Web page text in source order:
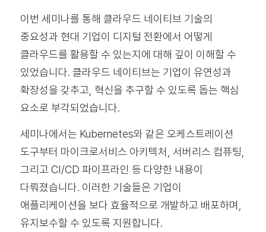
이번 세미나를 통해 클라우드 네이티브 기술의
중요성과 현대 기업이 디지털 전환에서 어떻게
클라우드를 활용할 수 있는지에 대해 깊이 이해할 수
있었습니다. 클라우드 네이티브는 기업이 유연성과
확장성을 갖추고, 혁신을 추구할 수 있도록 돕는 핵심
요소로 부각되었습니다.
세미나에서는 Kubernetes와 같은 오케스트레이션
도구부터 마이크로서비스 아키텍처, 서버리스 컴퓨팅,
그리고 CI/CD 파이프라인 등 다양한 내용이
다뤄졌습니다. 이러한 기술들은 기업이
애플리케이션을 보다 효율적으로 개발하고 배포하며,
유지보수할 수 있도록 지원합니다.